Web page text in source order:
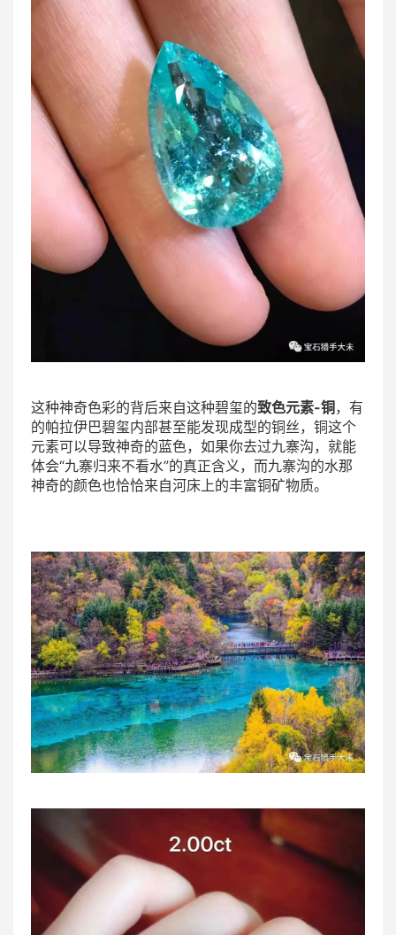
这种神奇色彩的背后来自这种碧玺的致色元素-铜 ，有
的帕拉伊巴碧玺内部甚至能发现成型的铜丝，铜这个
元素可以导致神奇的蓝色，如果你去过九寨沟，就能
体会“九寨归来不看水”的真正含义，而九寨沟的水那
神奇的颜色也恰恰来自河床上的丰富铜矿物质。